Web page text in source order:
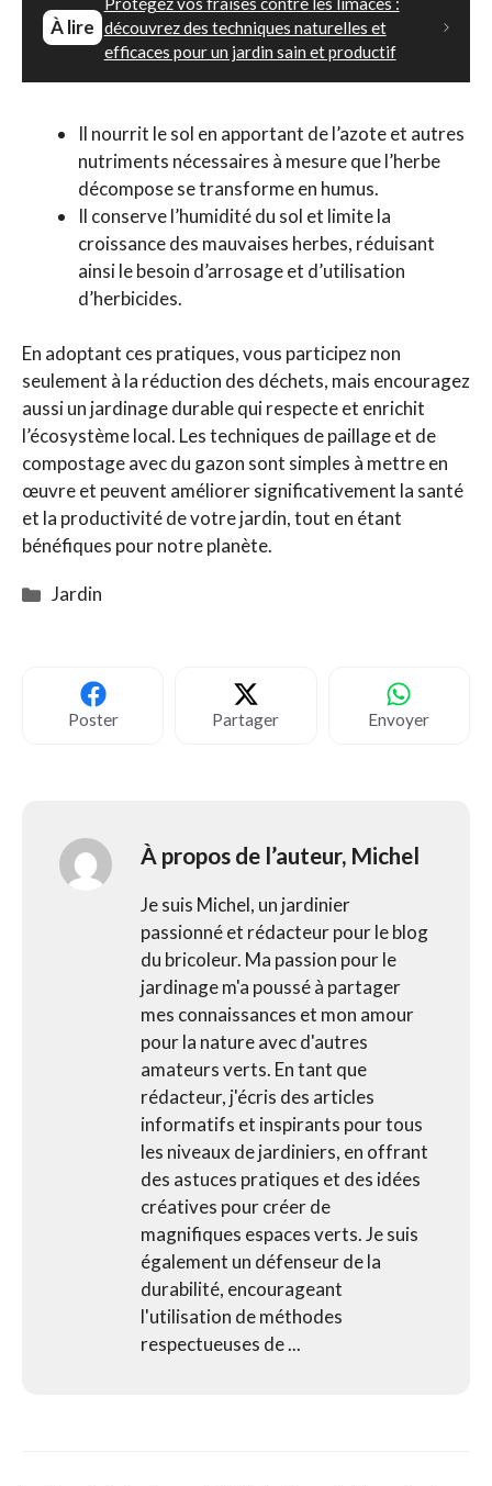
À lire découvrez des techniques naturelles et
efficaces pour un jardin sain et productif
Il nourrit le sol en apportant de l’azote et autres
nutriments nécessaires à mesure que l’herbe
décompose se transforme en humus.
Il conserve l’humidité du sol et limite la
croissance des mauvaises herbes, réduisant
ainsi le besoin d’arrosage et d’utilisation
d’herbicides.
En adoptant ces pratiques, vous participez non
seulement à la réduction des déchets, mais encouragez
aussi un jardinage durable qui respecte et enrichit
l’écosystème local. Les techniques de paillage et de
compostage avec du gazon sont simples à mettre en
œuvre et peuvent améliorer significativement la santé
et la productivité de votre jardin, tout en étant
bénéfiques pour notre planète.
Catégories
Jardin
Poster Partager Envoyer
À propos de l’auteur, Michel
Je suis Michel, un jardinier
passionné et rédacteur pour le blog
du bricoleur. Ma passion pour le
jardinage m'a poussé à partager
mes connaissances et mon amour
pour la nature avec d'autres
amateurs verts. En tant que
rédacteur, j'écris des articles
informatifs et inspirants pour tous
les niveaux de jardiniers, en offrant
des astuces pratiques et des idées
créatives pour créer de
magnifiques espaces verts. Je suis
également un défenseur de la
durabilité, encourageant
l'utilisation de méthodes
respectueuses de ...